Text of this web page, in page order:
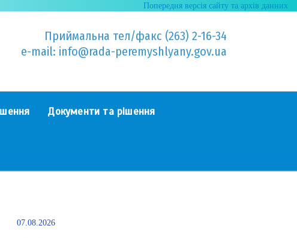
Попередня версія сайту та архів данних
Приймальна тел/факс (263) 2-16-34
e-mail: info@rada-peremyshlyany.gov.ua
Документи та рішення
07.08.2026